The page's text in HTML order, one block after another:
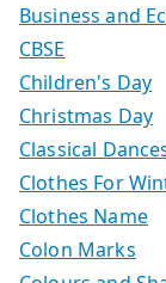
Business and
CBSE
Children's Day
Christmas Day
Classical
Clothes For
Clothes Name
Colon Marks